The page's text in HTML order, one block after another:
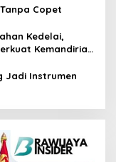
Copet
Kedelai,
Kemandirian
Jadi Instrumen